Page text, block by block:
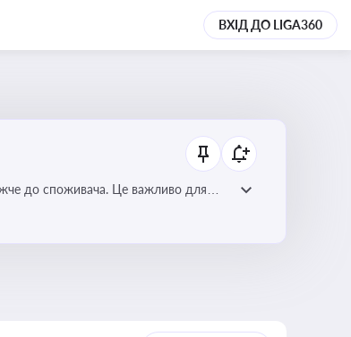
ВХІД ДО LIGA360
до споживача. Це важливо для
відновлюваних джерел